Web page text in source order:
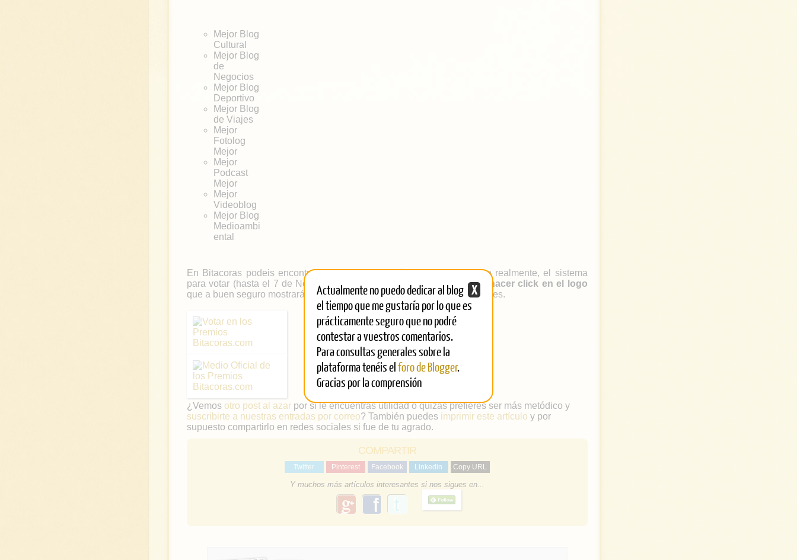
Mejor Blog
Cultural
Mejor Blog
de
Negocios
Mejor Blog
Deportivo
Mejor Blog
de Viajes
Mejor
Fotolog
Mejor
Mejor
Podcast
Mejor
Mejor
Videoblog
Mejor Blog
Medioambi
ental
En Bitacoras podeis encontrar toda lametodología del concurso, pero realmente, el sistema
para votar (hasta el 7 de Noviembre) es bien fácil:
estar registrado y hacer click en el logo
que a buen seguro mostrarán adecuadamente todos los blogs participantes.
¿Vemos otro post al azar por si le encuentras utilidad o quizás prefieres ser más metódico y
suscribirte a nuestras entradas por correo? También puedes imprimir este artículo y por
supuesto compartirlo en redes sociales si fue de tu agrado.
COMPARTIR
Twitter Pinterest Facebook Linkedin Copy URL
Y muchos más artículos interesantes si nos sigues en...
g
o
f
t
X
Actualmente no puedo dedicar al blog
el tiempo que me gustaría por lo que es
prácticamente seguro que no podré
contestar a vuestros comentarios.
Para consultas generales sobre la
plataforma tenéis elforo de Blogger.
Gracias por la comprensión